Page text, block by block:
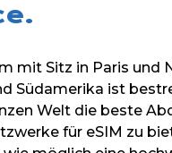
mit Sitz in Paris und
Südamerika ist
Welt die beste
für eSIM zu